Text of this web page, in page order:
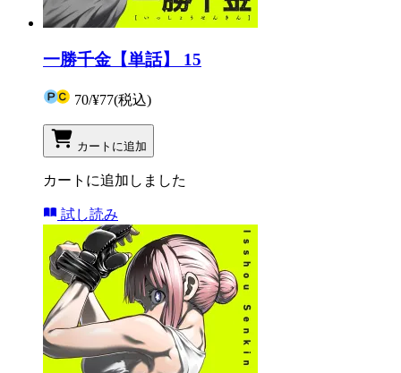
一勝千金【単話】 15
70/¥77(税込)
カートに追加
カートに追加しました
試し読み